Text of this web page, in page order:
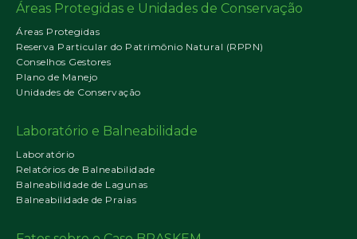
Áreas Protegidas e Unidades de Conservação
Áreas Protegidas
Reserva Particular do Patrimônio Natural (RPPN)
Conselhos Gestores
Plano de Manejo
Unidades de Conservação
Laboratório e Balneabilidade
Laboratório
Relatórios de Balneabilidade
Balneabilidade de Lagunas
Balneabilidade de Praias